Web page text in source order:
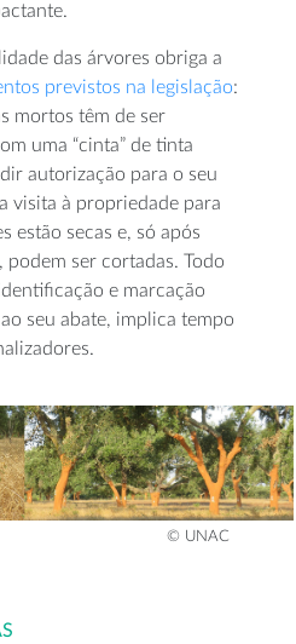
das árvores obriga a
previstos na legislação:
mortos têm de ser
uma “cinta” de tinta
autorização para o seu
visita à propriedade para
estão secas e, só após
podem ser cortadas. Todo
e marcação
seu abate, implica tempo
© UNAC